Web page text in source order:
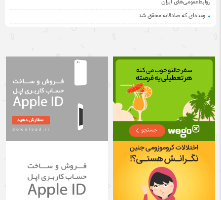
روابط‌عمومی‌های ایران
وعده‌ای که صادقانه محقق شد